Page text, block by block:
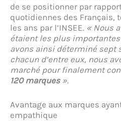
de se positionner par
quotidiennes des Français,
les ans par l’INSEE. « Nous
étaient les plus importantes
avons ainsi déterminé sept
chacun d’entre eux, nous
marché pour finalement
120 marques».
Avantage aux marques
empathique